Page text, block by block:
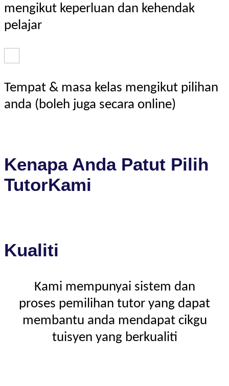
mengikut keperluan dan kehendak
pelajar
Tempat & masa kelas mengikut pilihan
anda (boleh juga secara online)
Kenapa Anda Patut Pilih
TutorKami
Kualiti
Kami mempunyai sistem dan
proses pemilihan tutor yang dapat
membantu anda mendapat cikgu
tuisyen yang berkualiti